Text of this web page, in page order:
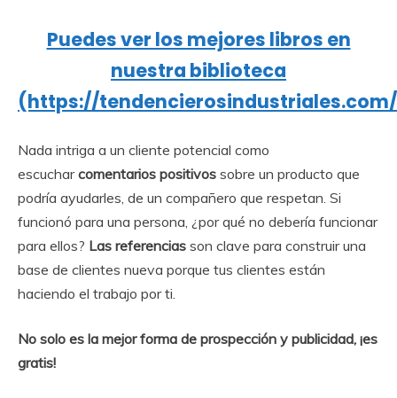
Puedes ver los mejores libros en
nuestra biblioteca
(https://
Nada intriga a un cliente potencial como
escucharcomentarios positivos sobre un producto que
podría ayudarles, de un compañero que respetan. Si
funcionó para una persona, ¿por qué no debería funcionar
para ellos? Las referencias son clave para construir una
base de clientes nueva porque tus clientes están
haciendo el trabajo por ti.
No solo es la mejor forma de prospección y publicidad, ¡es
gratis!